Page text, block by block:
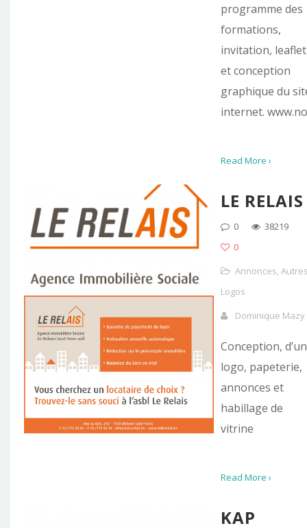
programme des
formations,
invitation, leaflet
et conception
graphique du
internet.
Read More ›
LE RELAIS
0
38219
0
Annonces,
Logos
Dominique Mazy
Conception, d’un
logo, papeterie,
annonces et
habillage de
vitrine
Read More ›
KAP